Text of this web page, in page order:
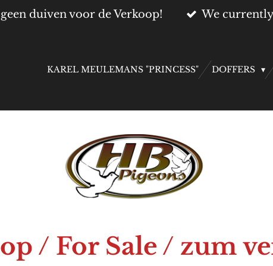
duiven voor de Verkoop! We
KAREL MEULEMANS "PRINCESS" DOFFERS
/ For Sale / zum